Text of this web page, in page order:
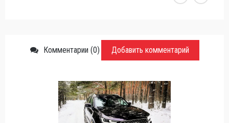
Комментарии (0) Добавить комментарий